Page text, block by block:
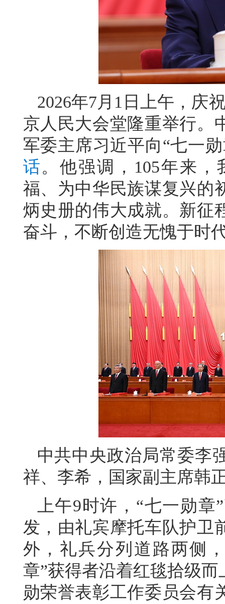
2026年7月1日上午，庆
京人民大会堂隆重举行。
军委主席习近平向“七一
话。他强调，105年来
福、为中华民族谋复兴的
炳史册的伟大成就。新征
奋斗，不断创造无愧于时
中共中央政治局常委李
祥、李希，国家副主席韩
上午9时许，“七一勋
发，由礼宾摩托车队护卫
外，礼兵分列道路两侧
章”获得者沿着红毯拾级
勋荣誉表彰工作委员会有